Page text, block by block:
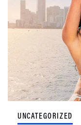
UNCATEGORIZED